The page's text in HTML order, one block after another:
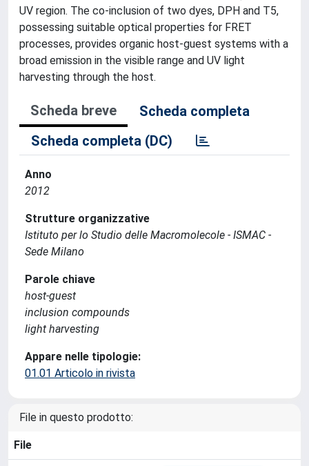
UV region. The co-inclusion of two dyes, DPH and T5,
possessing suitable optical properties for FRET
processes, provides organic host-guest systems with a
broad emission in the visible range and UV light
harvesting through the host.
Scheda breve
Scheda completa
Scheda completa (DC)
Anno
2012
Strutture organizzative
Istituto per lo Studio delle Macromolecole - ISMAC -
Sede Milano
Parole chiave
host-guest
inclusion compounds
light harvesting
Appare nelle tipologie:
01.01 Articolo in rivista
File in questo prodotto:
File